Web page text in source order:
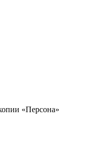
«Персона»